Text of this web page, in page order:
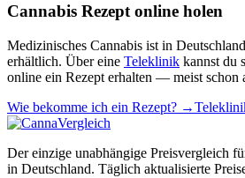
Cannabis Rezept online holen
Medizinisches Cannabis ist in
erhältlich. Über eine Teleklinik kannst du
online ein Rezept erhalten — meist schon
Wie bekomme ich ein Rezept? →
Der einzige unabhängige Preisvergleich
in Deutschland. Täglich aktualisierte